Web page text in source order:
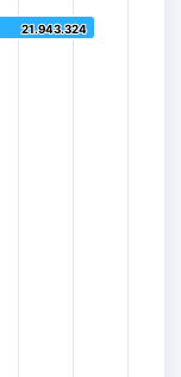
21.943.324
21.943.324